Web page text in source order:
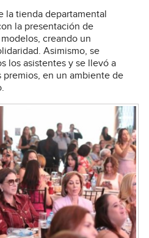
la tienda departamental
la presentación de
creando un
Asimismo, se
los asistentes y se llevó a
en un ambiente de